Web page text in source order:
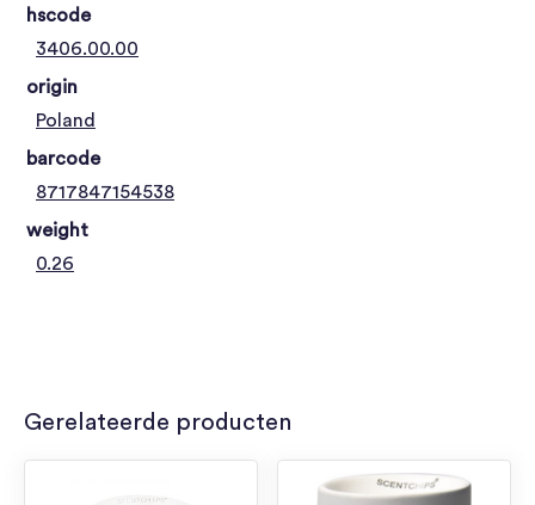
hscode
3406.00.00
origin
Poland
barcode
8717847154538
weight
0.26
Gerelateerde producten